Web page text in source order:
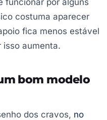
costuma aparecer
fica menos estável
isso aumenta.
bom modelo
dos cravos, no